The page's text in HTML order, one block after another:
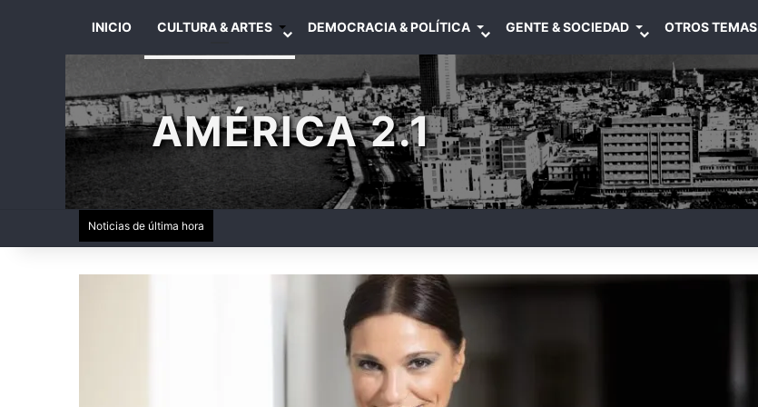
INICIO CULTURA & ARTES DEMOCRACIA & POLÍTICA GENTE & SOCIEDAD OTROS TEMAS
AMÉRICA 2.1
Noticias de última hora